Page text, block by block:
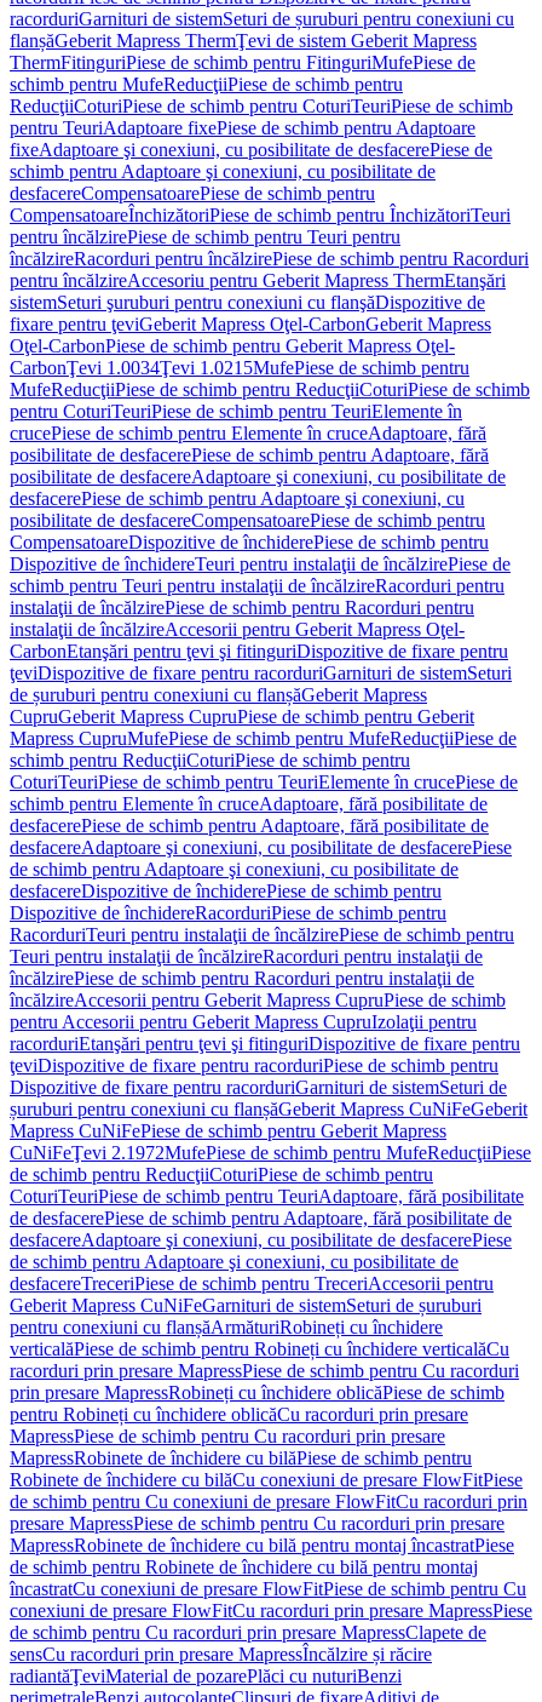
racorduriGarnituri de sistemSeturi de șuruburi pentru conexiuni cu
flanșăGeberit Mapress ThermŢevi de sistem Geberit Mapress
ThermFitinguriPiese de schimb pentru FitinguriMufePiese de
schimb pentru MufeReducţiiPiese de schimb pentru
ReducţiiCoturiPiese de schimb pentru CoturiTeuriPiese de schimb
pentru TeuriAdaptoare fixePiese de schimb pentru Adaptoare
fixeAdaptoare şi conexiuni, cu posibilitate de desfacerePiese de
schimb pentru Adaptoare şi conexiuni, cu posibilitate de
desfacereCompensatoarePiese de schimb pentru
CompensatoareÎnchizătoriPiese de schimb pentru ÎnchizătoriTeuri
pentru încălzirePiese de schimb pentru Teuri pentru
încălzireRacorduri pentru încălzirePiese de schimb pentru Racorduri
pentru încălzireAccesoriu pentru Geberit Mapress ThermEtanşări
sistemSeturi şuruburi pentru conexiuni cu flanşăDispozitive de
fixare pentru ţeviGeberit Mapress Oţel-CarbonGeberit Mapress
Oţel-CarbonPiese de schimb pentru Geberit Mapress Oţel-
CarbonŢevi 1.0034Ţevi 1.0215MufePiese de schimb pentru
MufeReducţiiPiese de schimb pentru ReducţiiCoturiPiese de schimb
pentru CoturiTeuriPiese de schimb pentru TeuriElemente în
crucePiese de schimb pentru Elemente în cruceAdaptoare, fără
posibilitate de desfacerePiese de schimb pentru Adaptoare, fără
posibilitate de desfacereAdaptoare şi conexiuni, cu posibilitate de
desfacerePiese de schimb pentru Adaptoare şi conexiuni, cu
posibilitate de desfacereCompensatoarePiese de schimb pentru
CompensatoareDispozitive de închiderePiese de schimb pentru
Dispozitive de închidereTeuri pentru instalaţii de încălzirePiese de
schimb pentru Teuri pentru instalaţii de încălzireRacorduri pentru
instalaţii de încălzirePiese de schimb pentru Racorduri pentru
instalaţii de încălzireAccesorii pentru Geberit Mapress Oţel-
CarbonEtanşări pentru ţevi şi fitinguriDispozitive de fixare pentru
ţeviDispozitive de fixare pentru racorduriGarnituri de sistemSeturi
de șuruburi pentru conexiuni cu flanșăGeberit Mapress
CupruGeberit Mapress CupruPiese de schimb pentru Geberit
Mapress CupruMufePiese de schimb pentru MufeReducţiiPiese de
schimb pentru ReducţiiCoturiPiese de schimb pentru
CoturiTeuriPiese de schimb pentru TeuriElemente în crucePiese de
schimb pentru Elemente în cruceAdaptoare, fără posibilitate de
desfacerePiese de schimb pentru Adaptoare, fără posibilitate de
desfacereAdaptoare şi conexiuni, cu posibilitate de desfacerePiese
de schimb pentru Adaptoare şi conexiuni, cu posibilitate de
desfacereDispozitive de închiderePiese de schimb pentru
Dispozitive de închidereRacorduriPiese de schimb pentru
RacorduriTeuri pentru instalaţii de încălzirePiese de schimb pentru
Teuri pentru instalaţii de încălzireRacorduri pentru instalaţii de
încălzirePiese de schimb pentru Racorduri pentru instalaţii de
încălzireAccesorii pentru Geberit Mapress CupruPiese de schimb
pentru Accesorii pentru Geberit Mapress CupruIzolaţii pentru
racorduriEtanşări pentru ţevi şi fitinguriDispozitive de fixare pentru
ţeviDispozitive de fixare pentru racorduriPiese de schimb pentru
Dispozitive de fixare pentru racorduriGarnituri de sistemSeturi de
șuruburi pentru conexiuni cu flanșăGeberit Mapress CuNiFeGeberit
Mapress CuNiFePiese de schimb pentru Geberit Mapress
CuNiFeŢevi 2.1972MufePiese de schimb pentru MufeReducţiiPiese
de schimb pentru ReducţiiCoturiPiese de schimb pentru
CoturiTeuriPiese de schimb pentru TeuriAdaptoare, fără posibilitate
de desfacerePiese de schimb pentru Adaptoare, fără posibilitate de
desfacereAdaptoare şi conexiuni, cu posibilitate de desfacerePiese
de schimb pentru Adaptoare şi conexiuni, cu posibilitate de
desfacereTreceriPiese de schimb pentru TreceriAccesorii pentru
Geberit Mapress CuNiFeGarnituri de sistemSeturi de șuruburi
pentru conexiuni cu flanșăArmăturiRobineți cu închidere
verticalăPiese de schimb pentru Robineți cu închidere verticalăCu
racorduri prin presare MapressPiese de schimb pentru Cu racorduri
prin presare MapressRobineți cu închidere oblicăPiese de schimb
pentru Robineți cu închidere oblicăCu racorduri prin presare
MapressPiese de schimb pentru Cu racorduri prin presare
MapressRobinete de închidere cu bilăPiese de schimb pentru
Robinete de închidere cu bilăCu conexiuni de presare FlowFitPiese
de schimb pentru Cu conexiuni de presare FlowFitCu racorduri prin
presare MapressPiese de schimb pentru Cu racorduri prin presare
MapressRobinete de închidere cu bilă pentru montaj încastratPiese
de schimb pentru Robinete de închidere cu bilă pentru montaj
încastratCu conexiuni de presare FlowFitPiese de schimb pentru Cu
conexiuni de presare FlowFitCu racorduri prin presare MapressPiese
de schimb pentru Cu racorduri prin presare MapressClapete de
sensCu racorduri prin presare MapressÎncălzire și răcire
radiantăŢeviMaterial de pozarePlăci cu nuturiBenzi
perimetraleBenzi autocolanteClipsuri de fixareAditivi de